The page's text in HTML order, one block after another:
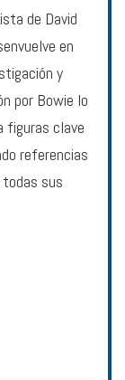
de David
en
y
por Bowie lo
figuras clave
referencias
sus